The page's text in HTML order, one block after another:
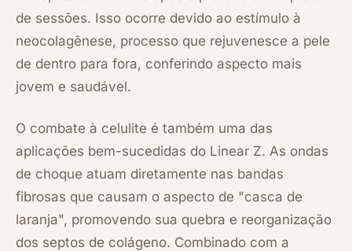
de sessões. Isso ocorre devido ao estímulo à
neocolagênese, processo que rejuvenesce a pele
de dentro para fora, conferindo aspecto mais
jovem e saudável.
O combate à celulite é também uma das
aplicações bem-sucedidas do Linear Z. As ondas
de choque atuam diretamente nas bandas
fibrosas que causam o aspecto de "casca de
laranja", promovendo sua quebra e reorganização
dos septos de colágeno. Combinado com a